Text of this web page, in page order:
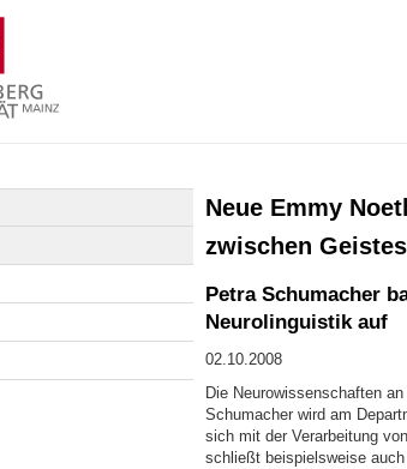
Neue Emmy
zwischen
Petra Schumacher
Neurolinguistik auf
02.10.2008
Die Neurowissenschaften
Schumacher wird am
sich mit der Verarbeitung
schließt beispielsweise